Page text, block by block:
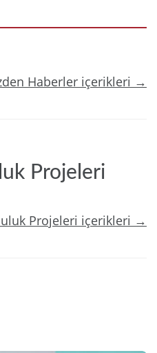
Haberler içerikleri →
Projeleri
Projeleri içerikleri →